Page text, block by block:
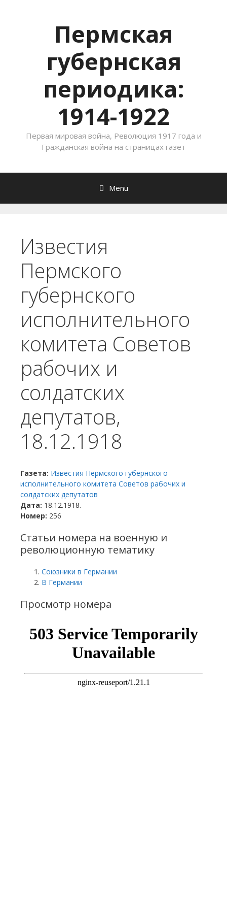
Пермская
губернская
периодика:
1914-1922
Первая мировая война, Революция 1917 года и
Гражданская война на страницах газет
Menu
Известия
Пермского
губернского
исполнительного
комитета Советов
рабочих и
солдатских
депутатов,
18.12.1918
Газета: Известия Пермского губернского
исполнительного комитета Советов рабочих и
солдатских депутатов
Дата: 18.12.1918.
Номер: 256
Статьи номера на военную и
революционную тематику
Союзники в Германии
В Германии
Просмотр номера